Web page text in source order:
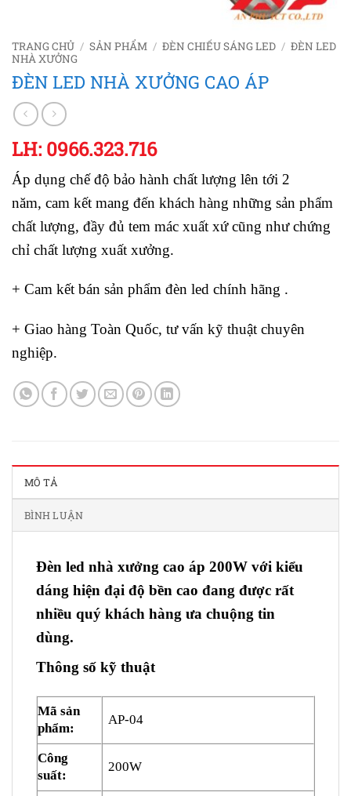
TRANG CHỦ / SẢN PHẨM / ĐÈN CHIẾU SÁNG LED / ĐÈN LED
NHÀ XƯỞNG
ĐÈN LED NHÀ XƯỞNG CAO ÁP
LH: 0966.323.716
Áp dụng chế độ bảo hành chất lượng lên tới 2
năm, cam kết mang đến khách hàng những sản phẩm
chất lượng, đầy đủ tem mác xuất xứ cũng như chứng
chỉ chất lượng xuất xưởng.
+ Cam kết bán sản phẩm đèn led chính hãng .
+ Giao hàng Toàn Quốc, tư vấn kỹ thuật chuyên
nghiệp.
MÔ TẢ
BÌNH LUẬN
Đèn led nhà xưởng cao áp 200W với kiểu
dáng hiện đại độ bền cao đang được rất
nhiều quý khách hàng ưa chuộng tin
dùng.
Thông số kỹ thuật
Mã sản
phẩm:
AP-04
Công
suất:
200W